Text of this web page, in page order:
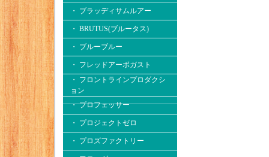
・ ブラッディサムルアー
・ BRUTUS(ブルータス)
・ ブルーブルー
・ フレッドアーボガスト
・ フロントラインプロダクシ
ョン
・ プロフェッサー
・ プロジェクトゼロ
・ プロズファクトリー